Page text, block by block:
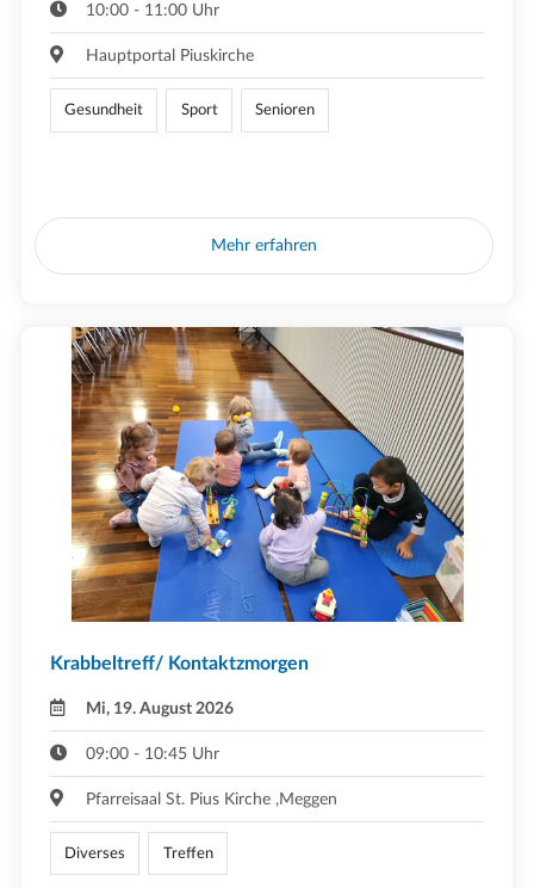
10:00 - 11:00 Uhr
Hauptportal Piuskirche
Gesundheit Sport Senioren
Mehr erfahren
Krabbeltreff/ Kontaktzmorgen
Mi, 19. August 2026
09:00 - 10:45 Uhr
Pfarreisaal St. Pius Kirche ,Meggen
Diverses Treffen